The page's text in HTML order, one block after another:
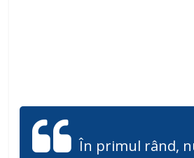
În primul rând,